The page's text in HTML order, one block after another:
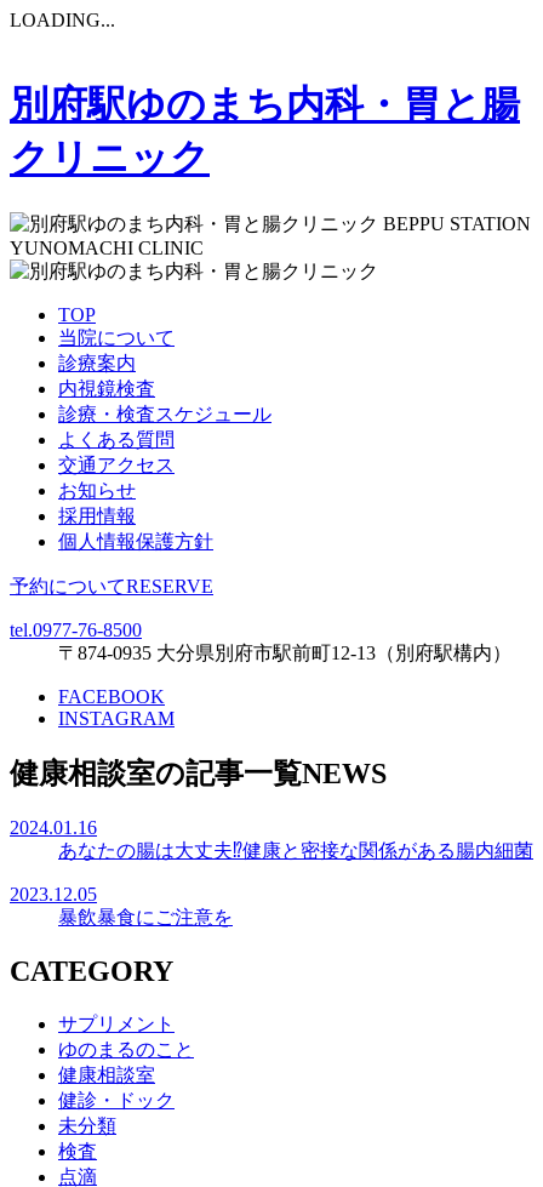
LOADING...
別府駅ゆのまち内科・胃と腸
クリニック
BEPPU STATION
YUNOMACHI CLINIC
TOP
当院について
診療案内
内視鏡検査
診療・検査スケジュール
よくある質問
交通アクセス
お知らせ
採用情報
個人情報保護方針
予約についてRESERVE
tel.0977-76-8500
〒874-0935 大分県別府市駅前町12-13（別府駅構内）
FACEBOOK
INSTAGRAM
健康相談室の記事一覧NEWS
2024.01.16
あなたの腸は大丈夫⁉健康と密接な関係がある腸内細菌
2023.12.05
暴飲暴食にご注意を
CATEGORY
サプリメント
ゆのまるのこと
健康相談室
健診・ドック
未分類
検査
点滴